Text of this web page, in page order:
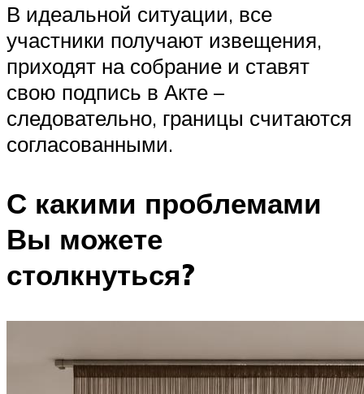
В идеальной ситуации, все
участники получают извещения,
приходят на собрание и ставят
свою подпись в Акте –
следовательно, границы считаются
согласованными.
С какими проблемами
Вы можете
столкнуться?